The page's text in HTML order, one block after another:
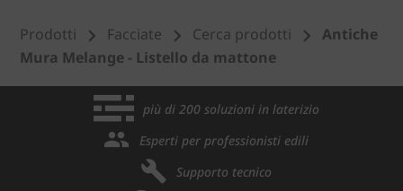
Prodotti Facciate Cerca prodotti
Antiche
Mura Melange - Listello da mattone
più di 200 soluzioni in laterizio
Esperti per professionisti edili
Supporto tecnico